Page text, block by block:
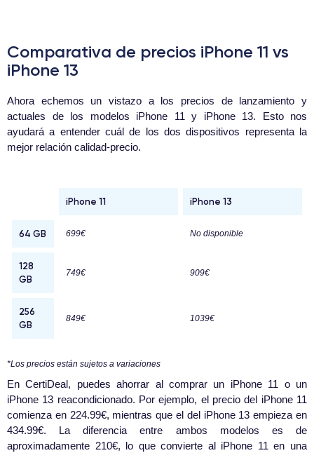
Comparativa de precios iPhone 11 vs
iPhone 13
Ahora echemos un vistazo a los precios de lanzamiento y
actuales de los modelos iPhone 11 y iPhone 13. Esto nos
ayudará a entender cuál de los dos dispositivos representa la
mejor relación calidad-precio.
iPhone 11 iPhone 13
64 GB 699€ No disponible
128
GB
749€ 909€
256
GB
849€ 1039€
*Los precios están sujetos a variaciones
En CertiDeal, puedes ahorrar al comprar un iPhone 11 o un
iPhone 13 reacondicionado. Por ejemplo, el precio del iPhone 11
comienza en 224.99€, mientras que el del iPhone 13 empieza en
434.99€. La diferencia entre ambos modelos es de
aproximadamente 210€, lo que convierte al iPhone 11 en una